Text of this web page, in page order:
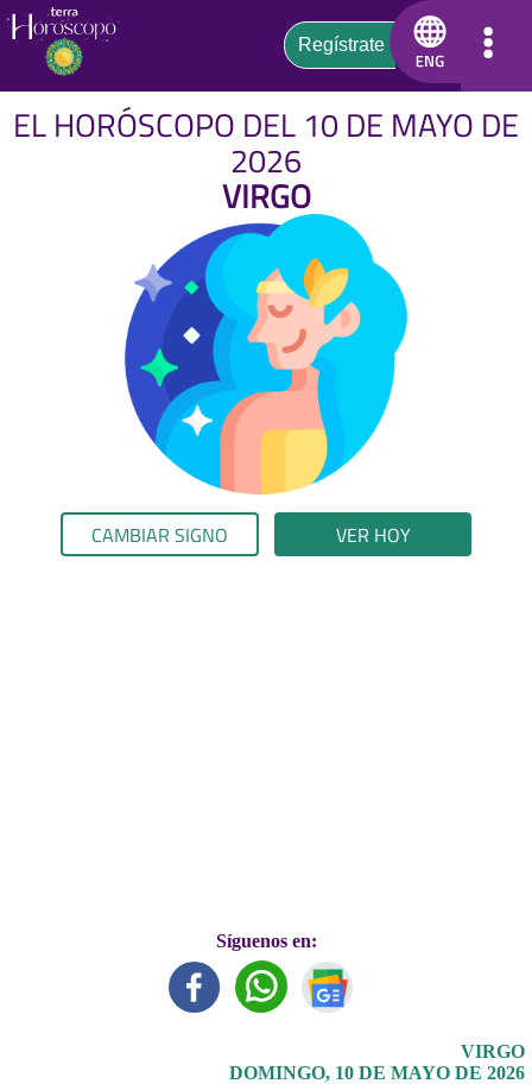
EL HORÓSCOPO DEL 10 DE MAYO DE
2026
VIRGO
CAMBIAR SIGNO VER HOY
Síguenos en:
VIRGO
DOMINGO, 10 DE MAYO DE 2026